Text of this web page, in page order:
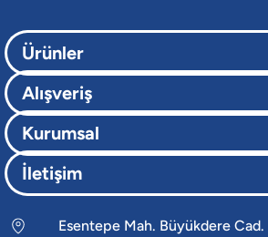
Ürünler
Alışveriş
Kurumsal
İletişim
Esentepe Mah. Büyükdere